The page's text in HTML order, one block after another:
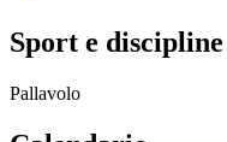
Sport e discipline
Pallavolo